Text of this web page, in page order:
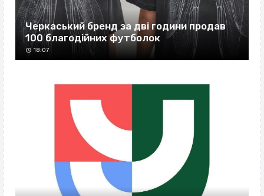
Черкаський бренд за дві години продав
100 благодійних футболок
18:07